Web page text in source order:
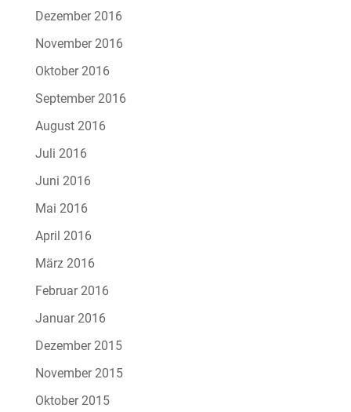
Dezember 2016
November 2016
Oktober 2016
September 2016
August 2016
Juli 2016
Juni 2016
Mai 2016
April 2016
März 2016
Februar 2016
Januar 2016
Dezember 2015
November 2015
Oktober 2015